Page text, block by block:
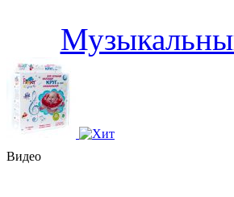
Видео